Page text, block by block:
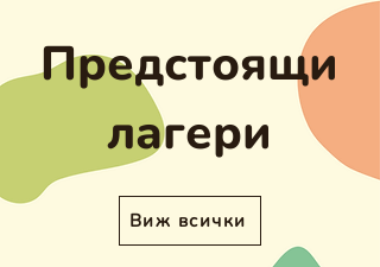
Виж всички
Предстоящи
лагери